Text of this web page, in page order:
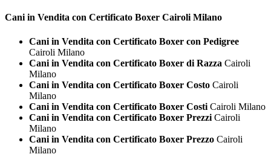
Cani in Vendita con Certificato Boxer Cairoli Milano
Cani in Vendita con Certificato Boxer con Pedigree
Cairoli Milano
Cani in Vendita con Certificato Boxer di Razza Cairoli
Milano
Cani in Vendita con Certificato Boxer Costo Cairoli
Milano
Cani in Vendita con Certificato Boxer Costi Cairoli Milano
Cani in Vendita con Certificato Boxer Prezzi Cairoli
Milano
Cani in Vendita con Certificato Boxer Prezzo Cairoli
Milano